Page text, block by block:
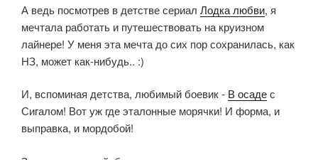
А ведь посмотрев в детстве сериал Лодка любви, я
мечтала работать и путешествовать на круизном
лайнере! У меня эта мечта до сих пор сохранилась, как
НЗ, может как-нибудь.. :)
И, вспоминая детства, любимый боевик - В осадес
Сигалом! Вот уж где эталонные морячки! И форма, и
выправка, и мордобой!